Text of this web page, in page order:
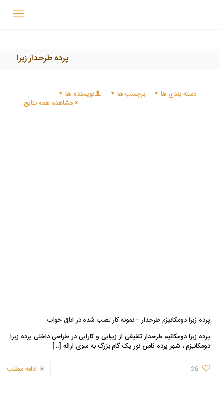
پرده طرحدار زبرا
دسته بندی ها برچسب ها
نویسنده ها
مشاهده همه نتایج
پرده زبرا دومکانیزم طرحدار – نمونه کار نصب شده در اتاق خواب
پرده زبرا دومکانیم طرحدار تلفیقی از زیبایی و کارایی در طراحی داخلی پرده زبرا
دومکانیزم ، شهر پرده ثامن نور یک گام بزرگ به سوی ارائه […]
26 ادامه مطلب